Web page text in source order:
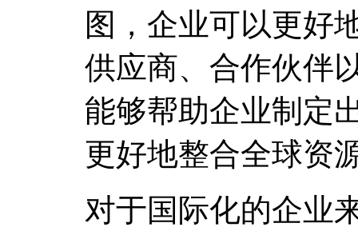
图，企业可以更好
供应商、合作伙伴
能够帮助企业制定
更好地整合全球资
对于国际化的企业